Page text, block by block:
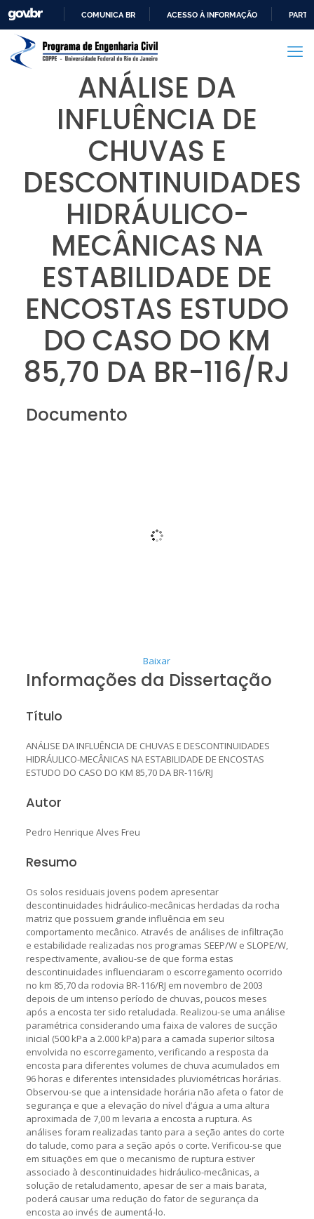
PARA
CONTEÚDO
COMUNICA BR ACESSO À INFORMAÇÃO
ANÁLISE DA
INFLUÊNCIA DE
CHUVAS E
DESCONTINUIDADES
HIDRÁULICO-
MECÂNICAS NA
ESTABILIDADE DE
ENCOSTAS ESTUDO
DO CASO DO KM
85,70 DA BR-116/RJ
Documento
Baixar
Informações da Dissertação
Título
ANÁLISE DA INFLUÊNCIA DE CHUVAS E DESCONTINUIDADES
HIDRÁULICO-MECÂNICAS NA ESTABILIDADE DE ENCOSTAS
ESTUDO DO CASO DO KM 85,70 DA BR-116/RJ
Autor
Pedro Henrique Alves Freu
Resumo
Os solos residuais jovens podem apresentar
descontinuidades hidráulico-mecânicas herdadas da rocha
matriz que possuem grande influência em seu
comportamento mecânico. Através de análises de infiltração
e estabilidade realizadas nos programas SEEP/W e SLOPE/W,
respectivamente, avaliou-se de que forma estas
descontinuidades influenciaram o escorregamento ocorrido
no km 85,70 da rodovia BR-116/RJ em novembro de 2003
depois de um intenso período de chuvas, poucos meses
após a encosta ter sido retaludada. Realizou-se uma análise
paramétrica considerando uma faixa de valores de sucção
inicial (500 kPa a 2.000 kPa) para a camada superior siltosa
envolvida no escorregamento, verificando a resposta da
encosta para diferentes volumes de chuva acumulados em
96 horas e diferentes intensidades pluviométricas horárias.
Observou-se que a intensidade horária não afeta o fator de
segurança e que a elevação do nível d’água a uma altura
aproximada de 7,00 m levaria a encosta a ruptura. As
análises foram realizadas tanto para a seção antes do corte
do talude, como para a seção após o corte. Verificou-se que
em situações em que o mecanismo de ruptura estiver
associado à descontinuidades hidráulico-mecânicas, a
solução de retaludamento, apesar de ser a mais barata,
poderá causar uma redução do fator de segurança da
encosta ao invés de aumentá-lo.